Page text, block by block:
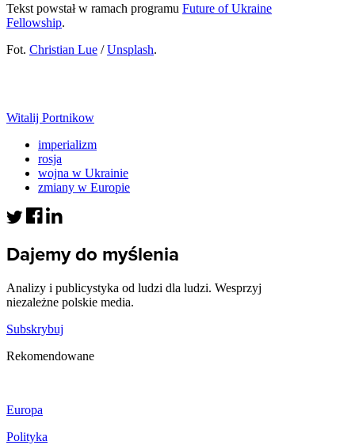
Tekst powstał w ramach programu Future of Ukraine
Fellowship.
Fot. Christian Lue /Unsplash.
Witalij Portnikow
imperializm
rosja
wojna w Ukrainie
zmiany w Europie
Dajemy do myślenia
Analizy i publicystyka od ludzi dla ludzi. Wesprzyj
niezależne polskie media.
Subskrybuj
Rekomendowane
Europa
Polityka